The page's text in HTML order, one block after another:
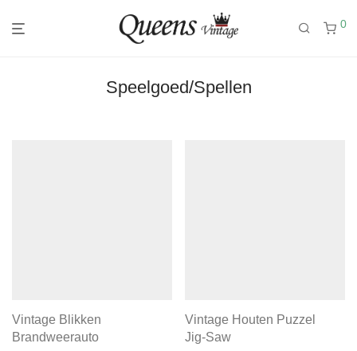
0
Speelgoed/Spellen
Vintage Blikken
Brandweerauto
Vintage Houten Puzzel
Jig-Saw